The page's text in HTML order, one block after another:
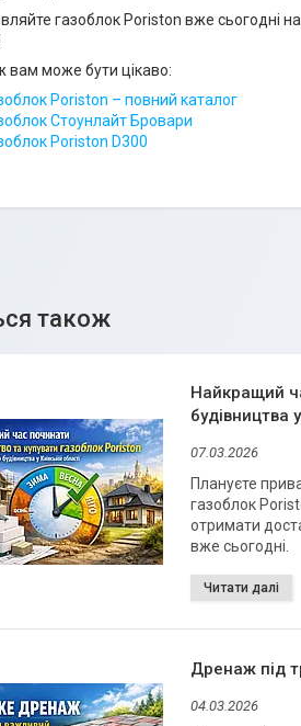
газоблок Poriston вже сьогодні
вам може бути цікаво:
Poriston – повний каталог
Стоунлайт Бровари
Poriston D300
Найкращий
будівництва
07.03.2026
Плануєте
газоблок
отримати
вже сьогодні.
Дренаж під
04.03.2026